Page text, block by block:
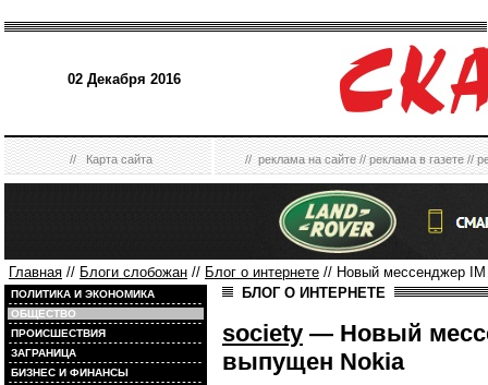
02 Декабря 2016
//Карта сайта //реклама на сайте//реклама в газете//
Главная // Блоги слобожан // Блог о интернете // Новый мессенджер
ПОЛИТИКА И ЭКОНОМИКА
ОБЩЕСТВО
ПРОИСШЕСТВИЯ
ЗАГРАНИЦА
БИЗНЕС И ФИНАНСЫ
БЛОГ О ИНТЕРНЕТЕ
society — Новый
выпущен Nokia